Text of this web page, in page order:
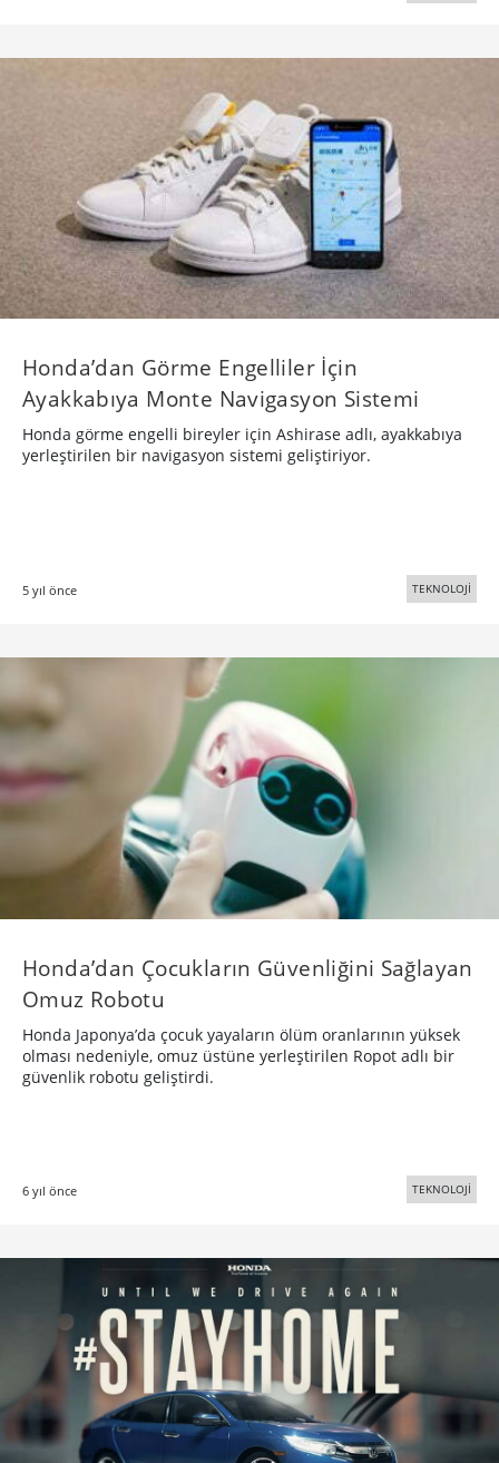
Honda’dan Görme Engelliler İçin
Ayakkabıya Monte Navigasyon Sistemi
Honda görme engelli bireyler için Ashirase adlı, ayakkabıya
yerleştirilen bir navigasyon sistemi geliştiriyor.
5 yıl önce TEKNOLOJİ
Honda’dan Çocukların Güvenliğini Sağlayan
Omuz Robotu
Honda Japonya’da çocuk yayaların ölüm oranlarının yüksek
olması nedeniyle, omuz üstüne yerleştirilen Ropot adlı bir
güvenlik robotu geliştirdi.
6 yıl önce TEKNOLOJİ